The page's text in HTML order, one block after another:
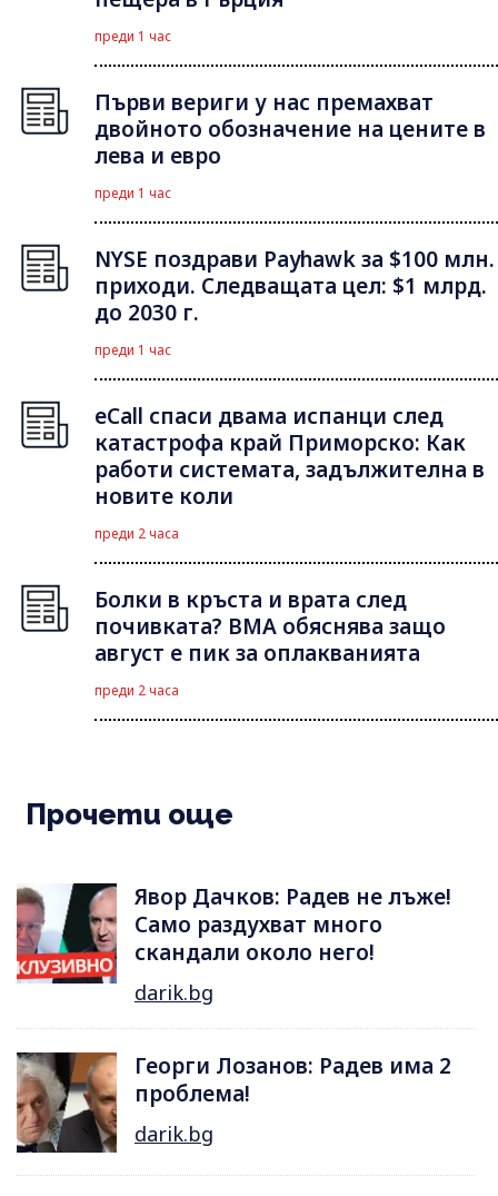
преди 1 час
Първи вериги у нас премахват
двойното обозначение на цените в
лева и евро
преди 1 час
NYSE поздрави Payhawk за $100 млн.
приходи. Следващата цел: $1 млрд.
до 2030 г.
преди 1 час
eCall спаси двама испанци след
катастрофа край Приморско: Как
работи системата, задължителна в
новите коли
преди 2 часа
Болки в кръста и врата след
почивката? ВМА обяснява защо
август е пик за оплакванията
преди 2 часа
Прочети още
Явор Дачков: Радев не лъже!
Само раздухват много
скандали около него!
darik.bg
Георги Лозанов: Радев има 2
проблема!
darik.bg